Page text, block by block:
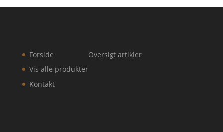
Forside
Vis alle produkter
Kontakt
Oversigt artikler